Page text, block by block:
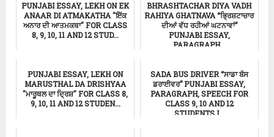
PUNJABI ESSAY, LEKH ON EK
ANAAR DI ATMAKATHA "ਇੱਕ
ਅਨਾਰ ਦੀ ਆਤਮਕਥਾ" FOR CLASS
8, 9, 10, 11 AND 12 STUD...
BHRASHTACHAR DIYA VADH
RAHIYA GHATNAVA “ਭ੍ਰਿਸ਼ਟਾਚਾਰ
ਦੀਆਂ ਵੱਧ ਰਹੀਆਂ ਘਟਨਾਵਾਂ”
PUNJABI ESSAY,
PARAGRAPH...
PUNJABI ESSAY, LEKH ON
MARUSTHAL DA DRISHYAA
"ਮਾਰੂਥਲ ਦਾ ਦ੍ਰਿਸ਼" FOR CLASS 8,
9, 10, 11 AND 12 STUDEN...
SADA BUS DRIVER “ਸਾਡਾ ਬੱਸ
ਡਰਾਈਵਰ” PUNJABI ESSAY,
PARAGRAPH, SPEECH FOR
CLASS 9, 10 AND 12
STUDENTS I...